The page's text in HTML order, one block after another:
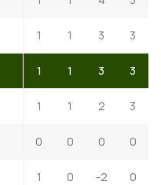
1 1 3 3
1 1 3 3
1 1 2 3
0 0 0 0
1 0 -2 0